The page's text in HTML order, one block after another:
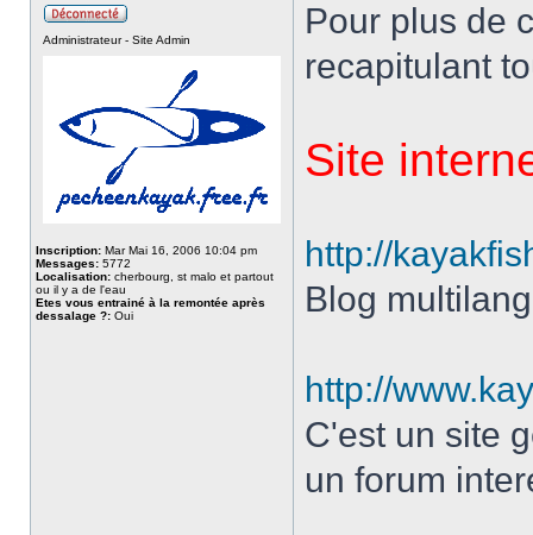
Administrateur - Site Admin
Inscription: Mar Mai 16, 2006 10:04 pm
Messages: 5772
Localisation: cherbourg, st malo et partout
ou il y a de l'eau
Etes vous entrainé à la remontée après
dessalage ?: Oui
Pour plus de
recapitulant
Site
http://
Blog
http://
C'est un site
un forum